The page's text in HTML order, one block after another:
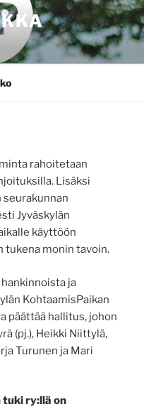
rahoitetaan
Lisäksi
seurakunnan
Jyväskylän
käyttöön
monin tavoin.
ja
KohtaamisPaikan
päättää hallitus, johon
(pj.), Heikki Niittylä,
Turunen ja Mari
tuki ry:llä on